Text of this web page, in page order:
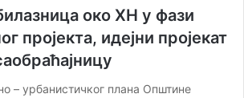
око ХН у фази
пројекта, идејни пројекат
– урбанистичког плана Општине